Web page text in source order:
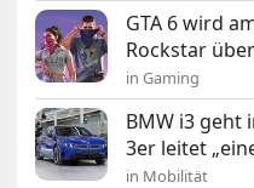
GTA 6 wird
Rockstar
in Gaming
BMW i3 geht
3er leitet
in Mobilität